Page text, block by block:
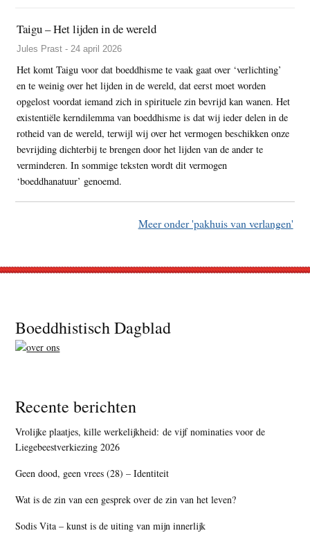
Taigu – Het lijden in de wereld
Jules Prast - 24 april 2026
Het komt Taigu voor dat boeddhisme te vaak gaat over ‘verlichting’
en te weinig over het lijden in de wereld, dat eerst moet worden
opgelost voordat iemand zich in spirituele zin bevrijd kan wanen. Het
existentiële kerndilemma van boeddhisme is dat wij ieder delen in de
rotheid van de wereld, terwijl wij over het vermogen beschikken onze
bevrijding dichterbij te brengen door het lijden van de ander te
verminderen. In sommige teksten wordt dit vermogen
‘boeddhanatuur’ genoemd.
Meer onder 'pakhuis van verlangen'
Footer
Boeddhistisch Dagblad
Recente berichten
Vrolijke plaatjes, kille werkelijkheid: de vijf nominaties voor de
Liegebeestverkiezing 2026
Geen dood, geen vrees (28) – Identiteit
Wat is de zin van een gesprek over de zin van het leven?
Sodis Vita – kunst is de uiting van mijn innerlijk